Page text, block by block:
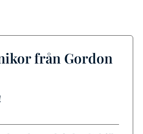
från Gordon